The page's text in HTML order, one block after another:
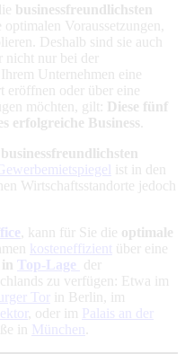
businessfreundlichsten
optimalen Voraussetzungen,
Deshalb sind sie auch
nicht nur bei der
Unternehmen eine
eröffnen oder über eine
möchten, gilt:
Diese fünf
erfolgreiche Business
ist in den
Wirtschaftsstandorte jedoch
, kann für Sie die optimale
kosteneffizient über eine
in Top-Lage der
zu verfügen: Etwa im
Tor
in Berlin, im
, oder im Palais an der
in München